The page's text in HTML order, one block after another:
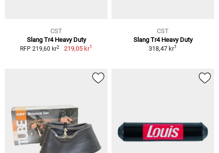
CST
Slang Tr4 Heavy Duty
RFP 219,60 kr2 219,05 kr1
CST
Slang Tr4 Heavy Duty
318,47 kr1